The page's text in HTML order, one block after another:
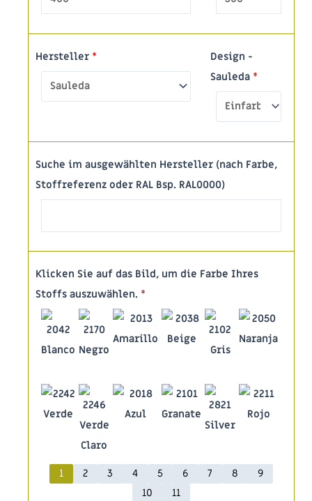
Hersteller *
Design -
Sauleda *
Suche im ausgewählten Hersteller (nach Farbe,
Stoffreferenz oder RAL Bsp. RAL0000)
Klicken Sie auf das Bild, um die Farbe Ihres
Stoffs auszuwählen. *
1 2 3 4 5 6 7 8
9
10
11